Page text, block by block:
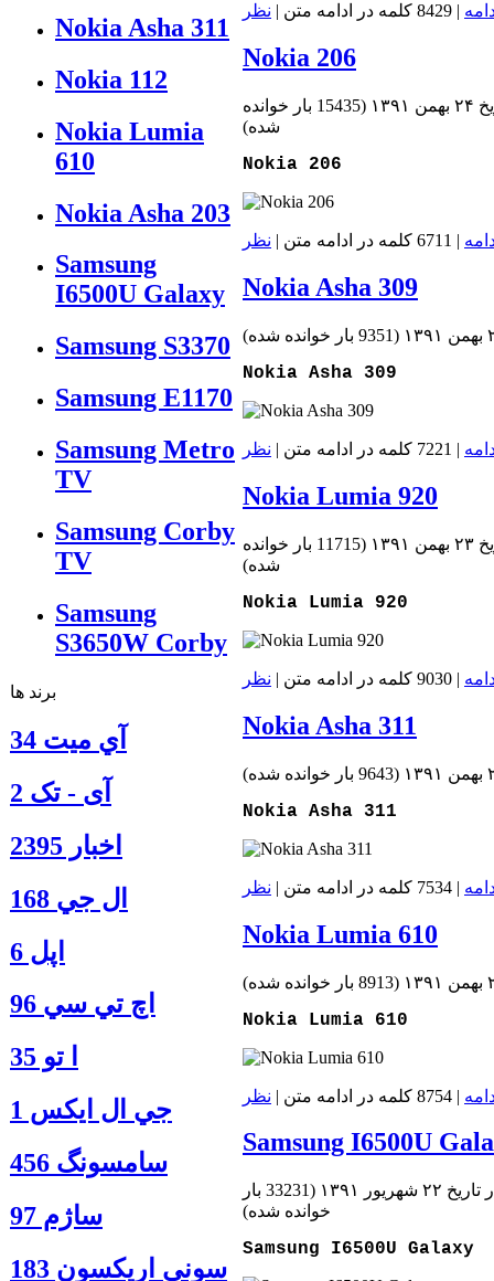
Nokia Asha 311
Nokia 112
Nokia Lumia
610
Nokia Asha 203
Samsung
I6500U Galaxy
Samsung S3370
Samsung E1170
Samsung Metro
TV
Samsung Corby
TV
Samsung
S3650W Corby
برند ها
آي ميت 34
آی - تک 2
اخبار 2395
ال جي 168
اپل 6
اچ تي سي 96
ا‍ تو 35
جي ال ايكس 1
سامسونگ 456
ساژم 97
سوني اريكسون 183
| 8429 کلمه در ادامه متن | نظر
Nokia 206
۱۳۹۱ (
15435 بار خوانده
شده)
Nokia 206
| 6711 کلمه در ادامه متن | نظر
Nokia Asha 309
(9351 بار خوانده شده )
Nokia Asha 309
| 7221 کلمه در ادامه متن | نظر
Nokia Lumia 920
۱۳۹۱ (
11715 بار خوانده
شده)
Nokia Lumia 920
| 9030 کلمه در ادامه متن | نظر
Nokia Asha 311
(9643 بار خوانده شده )
Nokia Asha 311
| 7534 کلمه در ادامه متن | نظر
Nokia Lumia 610
(8913 بار خوانده شده )
Nokia Lumia 610
| 8754 کلمه در ادامه متن | نظر
Samsung I6500U
۲۲ شهریور ۱۳۹۱ (
33231 بار
خوانده شده)
Samsung I6500U Galaxy